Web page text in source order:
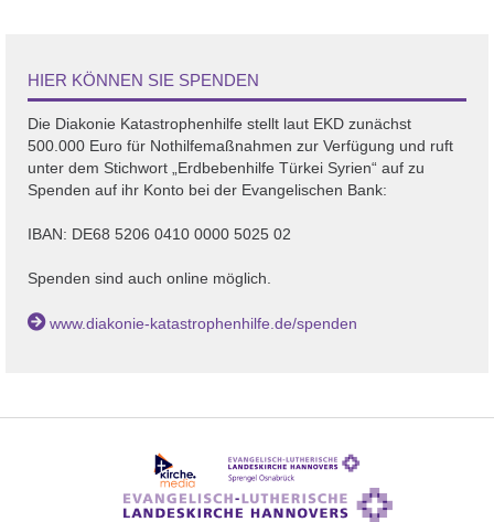
HIER KÖNNEN SIE SPENDEN
Die Diakonie Katastrophenhilfe stellt laut EKD zunächst
500.000 Euro für Nothilfemaßnahmen zur Verfügung und ruft
unter dem Stichwort „Erdbebenhilfe Türkei Syrien“ auf zu
Spenden auf ihr Konto bei der Evangelischen Bank:
IBAN: DE68 5206 0410 0000 5025 02
Spenden sind auch online möglich.
www.diakonie-katastrophenhilfe.de/spenden